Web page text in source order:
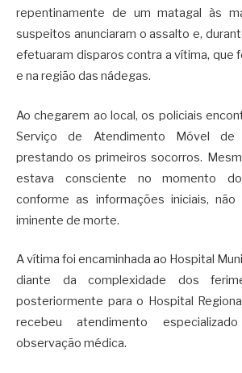
repentinamente de um matagal às
suspeitos anunciaram o assalto e,
efetuaram disparos contra a vítima, que
e na região das nádegas.
Ao chegarem ao local, os policiais
Serviço de Atendimento Móvel de
prestando os primeiros socorros.
estava consciente no momento
conforme as informações iniciais, não
iminente de morte.
A vítima foi encaminhada ao Hospital
diante da complexidade dos
posteriormente para o Hospital
recebeu atendimento
observação médica.